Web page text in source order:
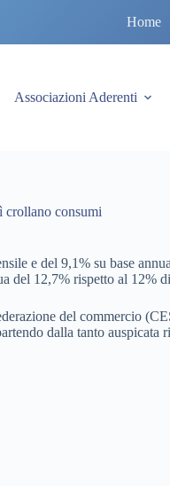
Home
Associazioni Aderenti
crollano consumi
e del 9,1% su base
del 12,7% rispetto al 12%
del commercio
dalla tanto auspicata